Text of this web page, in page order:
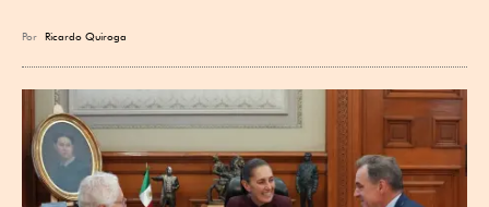
Por Ricardo Quiroga